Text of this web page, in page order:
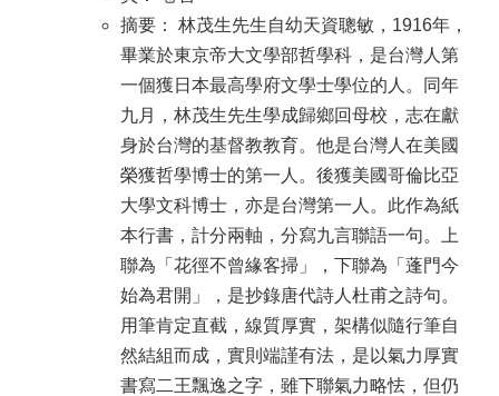
摘要： 林茂生先生自幼天資聰敏，1916年，
畢業於東京帝大文學部哲學科，是台灣人第
一個獲日本最高學府文學士學位的人。同年
九月，林茂生先生學成歸鄉回母校，志在獻
身於台灣的基督教教育。他是台灣人在美國
榮獲哲學博士的第一人。後獲美國哥倫比亞
大學文科博士，亦是台灣第一人。此作為紙
本行書，計分兩軸，分寫九言聯語一句。上
聯為「花徑不曾緣客掃」，下聯為「蓬門今
始為君開」，是抄錄唐代詩人杜甫之詩句。
用筆肯定直截，線質厚實，架構似隨行筆自
然結組而成，實則端謹有法，是以氣力厚實
書寫二王飄逸之字，雖下聯氣力略怯，但仍